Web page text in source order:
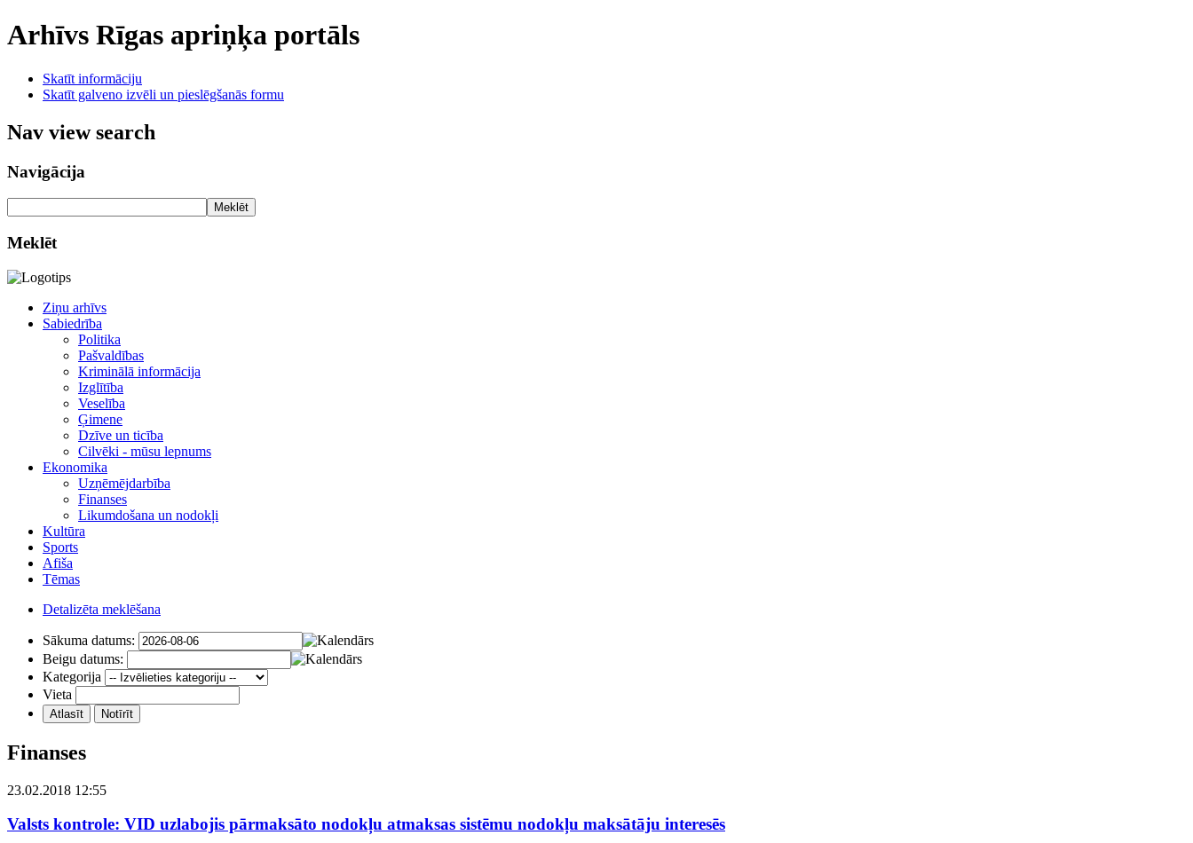
Arhīvs Rīgas apriņķa portāls
Skatīt informāciju
Skatīt galveno izvēli un pieslēgšanās formu
Nav view search
Navigācija
Meklēt
Meklēt
Ziņu arhīvs
Sabiedrība
Politika
Pašvaldības
Kriminālā informācija
Izglītība
Veselība
Ģimene
Dzīve un ticība
Cilvēki - mūsu lepnums
Ekonomika
Uzņēmējdarbība
Finanses
Likumdošana un nodokļi
Kultūra
Sports
Afiša
Tēmas
Detalizēta meklēšana
Sākuma datums:
Beigu datums:
Kategorija
Vieta
Finanses
23.02.2018 12:55
Valsts kontrole: VID uzlabojis pārmaksāto nodokļu atmaksas sistēmu nodokļu maksātāju interesēs